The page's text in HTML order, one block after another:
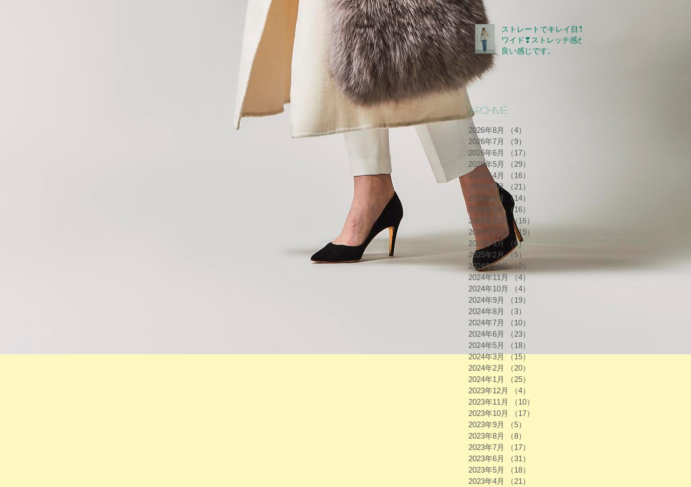
ストレートでキレイ目❣
ワイド❣ストレッチ感が
良い感じです。
Archive
2026年8月 （4）
2026年7月
（9）
2026年6月
（17）
2026年5月
（29）
2026年4月
（16）
2026年3月
（21）
2026年2月
（14）
2026年1月
（16）
2025年12月 （16）
2025年11月 （19）
2025年3月
（6）
2025年2月 （5）
2024年12月 （2）
2024年11月 （4）4件の記事
2024年10月
（4）
2024年9月
（19）
2024年8月
（3）
2024年7月
（10）
2024年6月
（23）
2024年5月
（18）
2024年3月 （15）15件の記事
2024年2月
（20）
2024年1月
（25）
2023年12月
（4）
2023年11月
（10）
2023年10月
（17）
2023年9月
（5）
2023年8月
（8）
2023年7月
（17）
2023年6月
（31）
2023年5月
（18）
2023年4月
（21）